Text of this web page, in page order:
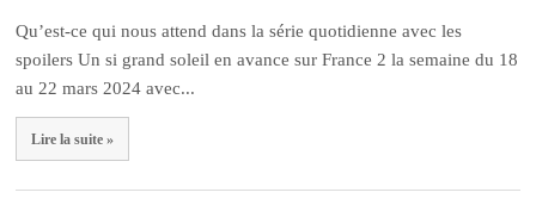
Qu’est-ce qui nous attend dans la série quotidienne avec les
spoilers Un si grand soleil en avance sur France 2 la semaine du 18
au 22 mars 2024 avec...
Lire la suite »